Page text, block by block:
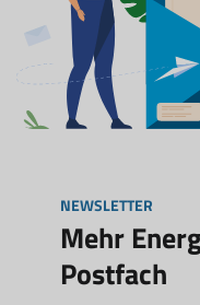
NEWSLETTER
Mehr
Postfach